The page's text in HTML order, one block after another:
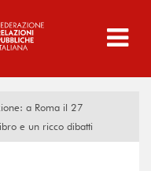
a Roma il 27
e un ricco dibatti